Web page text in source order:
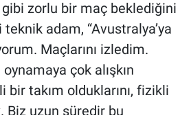
gibi zorlu bir maç beklediğini
adam, “Avustralya’ya
Maçlarını izledim.
oynamaya çok alışkın
bir takım olduklarını, fizikli
Biz uzun süredir bu